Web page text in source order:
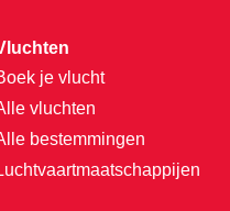
je vlucht
vluchten
bestemmingen